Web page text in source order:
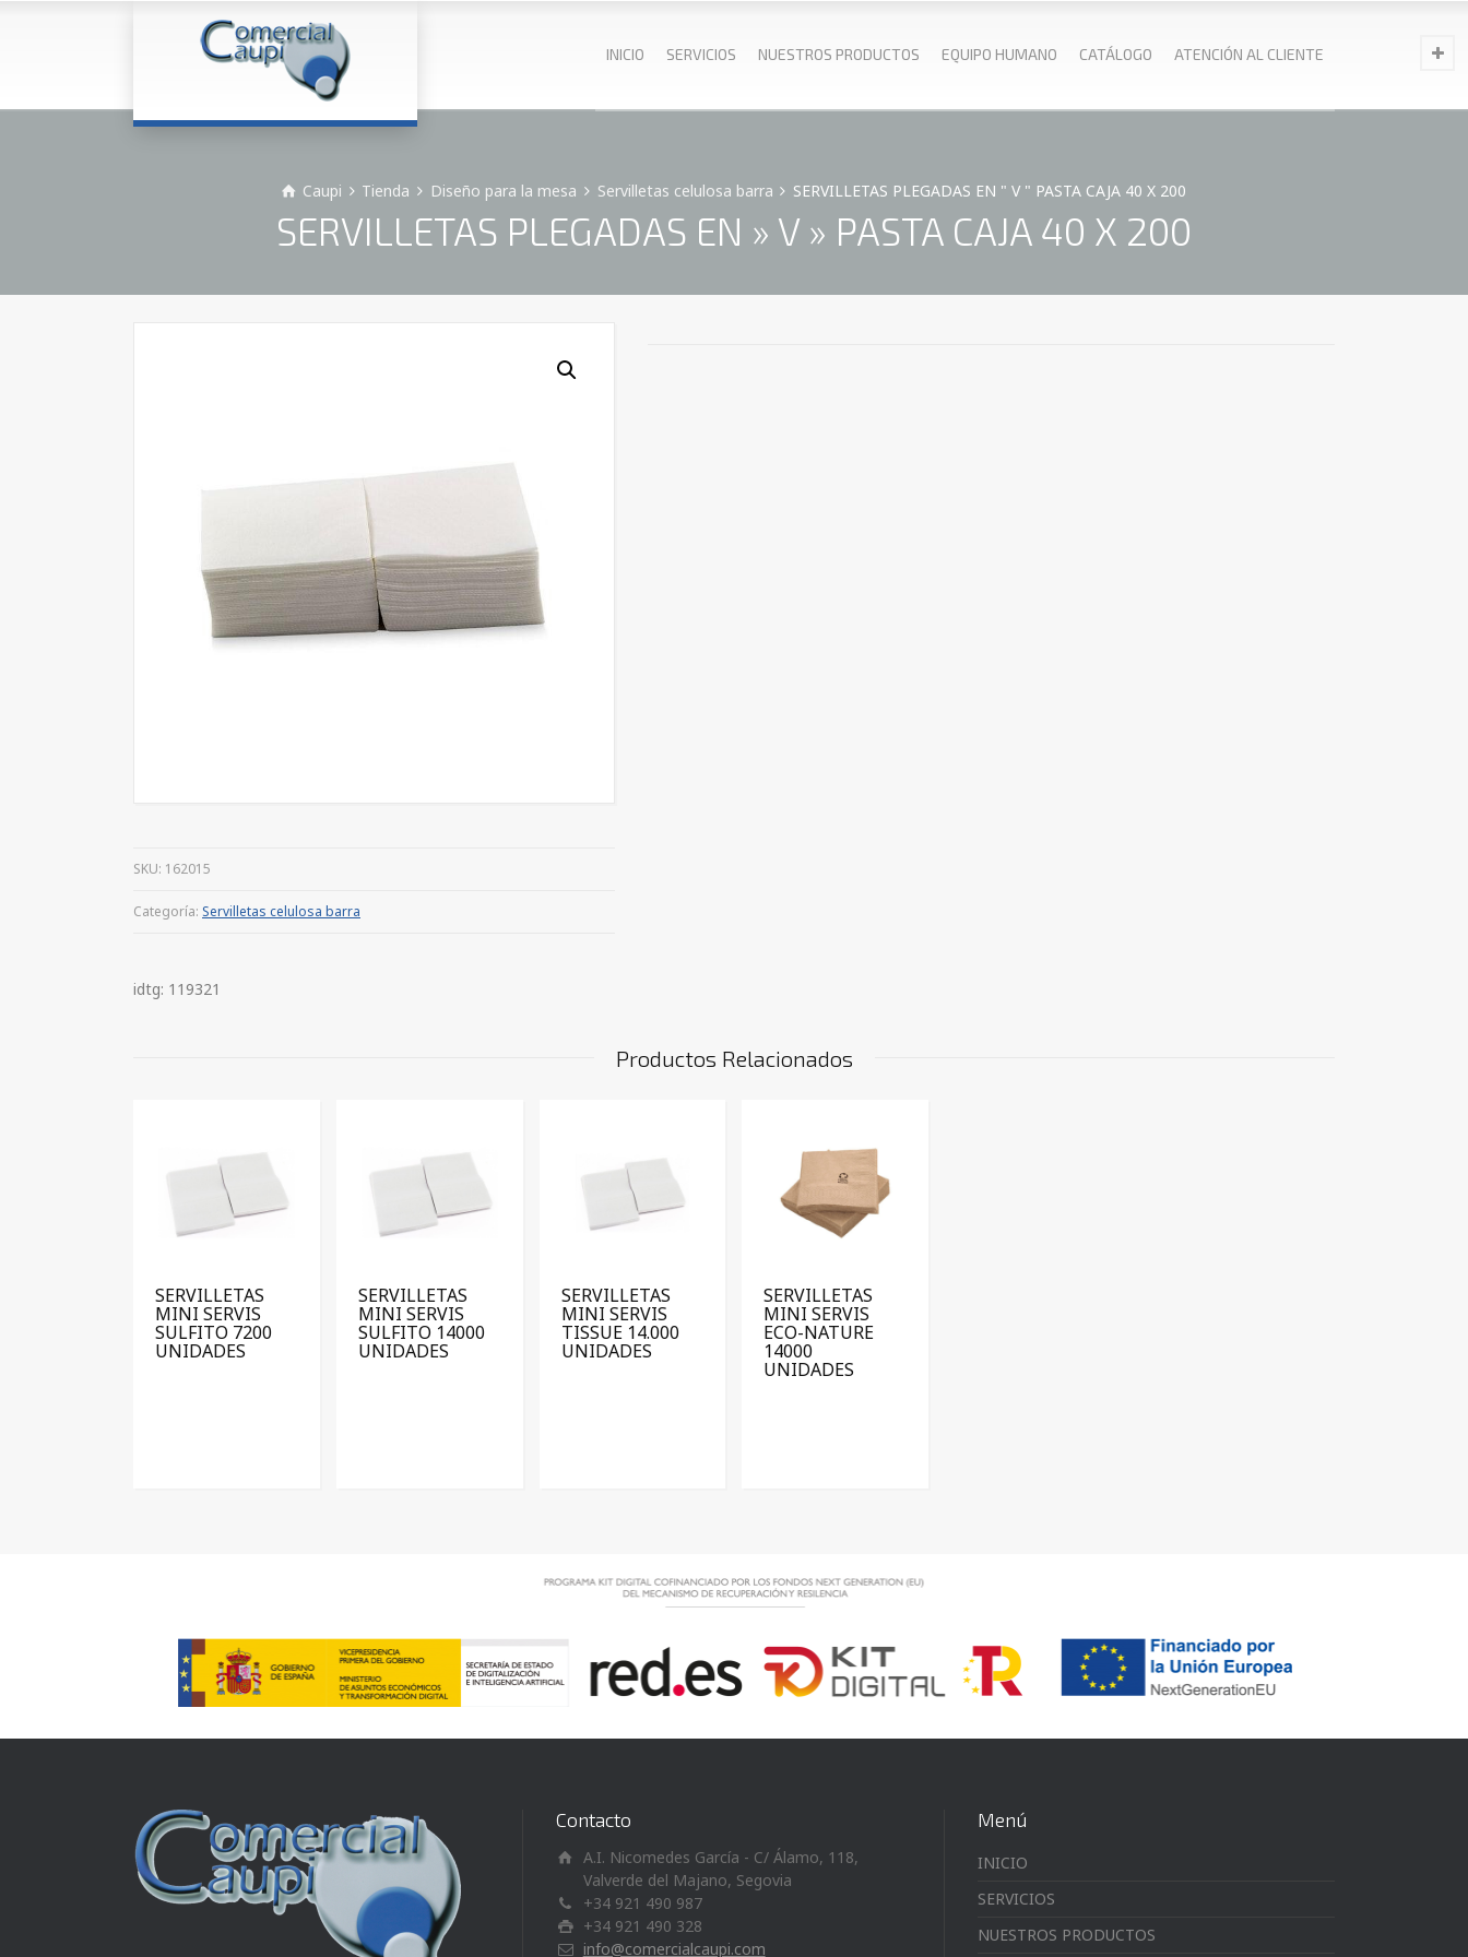
INICIO SERVICIOS NUESTROS PRODUCTOS EQUIPO HUMANO CATÁLOGO ATENCIÓN AL CLIENTE
Caupi Tienda Diseño para la mesa Servilletas celulosa barra SERVILLETAS PLEGADAS EN " V " PASTA CAJA 40 X 200
SERVILLETAS PLEGADAS EN » V » PASTA CAJA 40 X 200
SKU: 162015
Categoría: Servilletas celulosa barra
idtg: 119321
Productos Relacionados
SERVILLETAS
MINI SERVIS
SULFITO 7200
UNIDADES
SERVILLETAS
MINI SERVIS
SULFITO 14000
UNIDADES
SERVILLETAS
MINI SERVIS
TISSUE 14.000
UNIDADES
SERVILLETAS
MINI SERVIS
ECO-NATURE
14000
UNIDADES
Contacto
A.I. Nicomedes García - C/ Álamo, 118,
Valverde del Majano, Segovia
+34 921 490 987
+34 921 490 328
info@comercialcaupi.com
Menú
INICIO
SERVICIOS
NUESTROS PRODUCTOS